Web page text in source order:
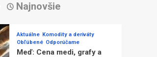
Najnovšie
Aktuálne Komodity a deriváty
Obľúbené Odporúčame
Meď: Cena medi, grafy a